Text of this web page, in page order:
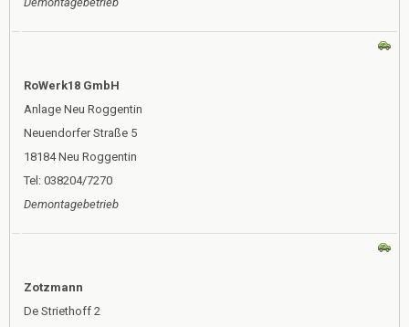
RoWerk18 GmbH
Anlage Neu Roggentin
Neuendorfer Straße 5
18184 Neu Roggentin
Tel: 038204/7270
Demontagebetrieb
Zotzmann
De Striethoff 2